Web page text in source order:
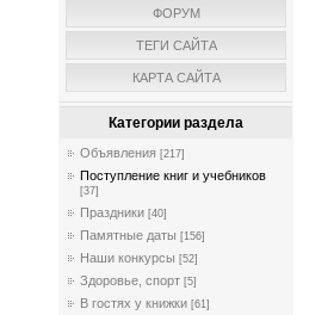
ФОРУМ
ТЕГИ САЙТА
КАРТА САЙТА
Категории раздела
Объявления [217]
Поступление книг и учебников
[37]
Праздники [40]
Памятные даты [156]
Наши конкурсы [52]
Здоровье, спорт [5]
В гостях у книжки [61]